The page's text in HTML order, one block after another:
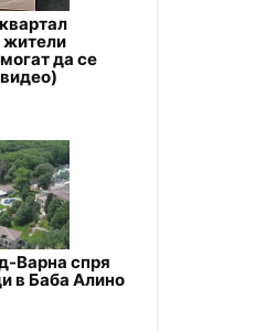
жители
да се
Варна спря
в Баба Алино